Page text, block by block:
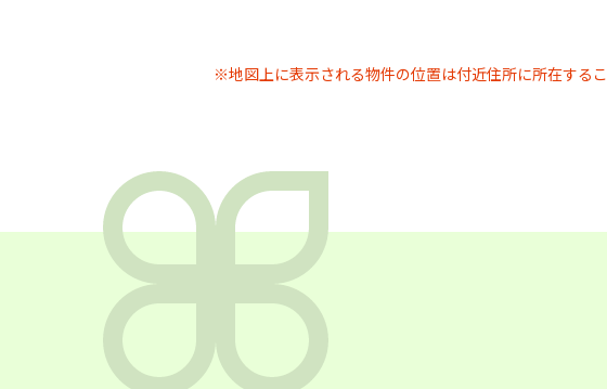
※地図上に表示される物件の位置は付近住所に所在する